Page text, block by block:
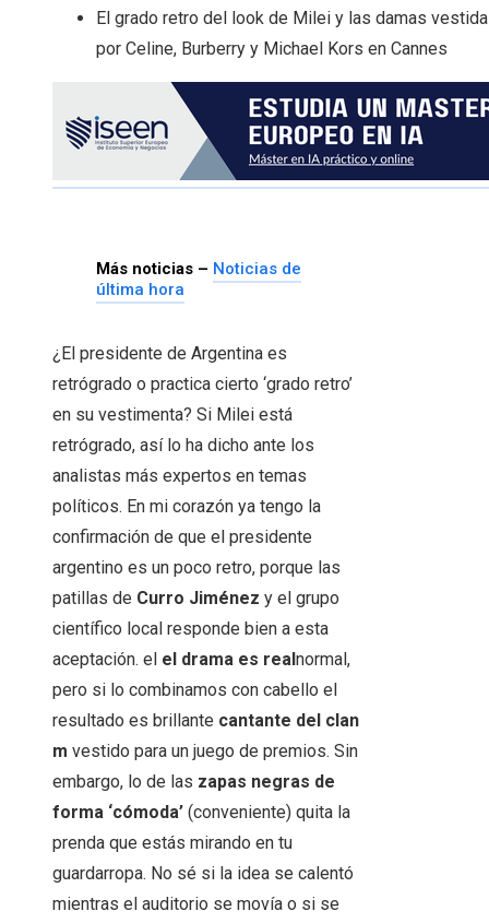
El grado retro del look de Milei y las damas
por Celine, Burberry y Michael Kors en Cannes
Más noticias – Noticias de
última hora
¿El presidente de Argentina es
retrógrado o practica cierto ‘grado retro’
en su vestimenta? Si Milei está
retrógrado, así lo ha dicho ante los
analistas más expertos en temas
políticos. En mi corazón ya tengo la
confirmación de que el presidente
argentino es un poco retro, porque las
patillas de Curro Jiménez y el grupo
científico local responde bien a esta
aceptación. el el drama es real normal,
pero si lo combinamos con cabello el
resultado es brillante cantante del clan
m vestido para un juego de premios. Sin
embargo, lo de las zapas negras de
forma ‘cómoda’ (conveniente) quita la
prenda que estás mirando en tu
guardarropa. No sé si la idea se calentó
mientras el auditorio se movía o si se